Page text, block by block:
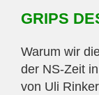
GRIPS
Warum wir
der NS-Zeit
von Uli